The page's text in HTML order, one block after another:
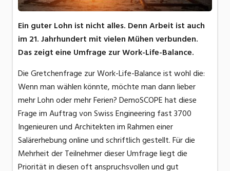
Ein guter Lohn ist nicht alles. Denn Arbeit ist auch
im 21. Jahrhundert mit vielen Mühen verbunden.
Das zeigt eine Umfrage zur Work-Life-Balance.
Die Gretchenfrage zur Work-Life-Balance ist wohl die:
Wenn man wählen könnte, möchte man dann lieber
mehr Lohn oder mehr Ferien? DemoSCOPE hat diese
Frage im Auftrag von Swiss Engineering fast 3700
Ingenieuren und Architekten im Rahmen einer
Salärerhebung online und schriftlich gestellt. Für die
Mehrheit der Teilnehmer dieser Umfrage liegt die
Priorität in diesen oft anspruchsvollen und gut